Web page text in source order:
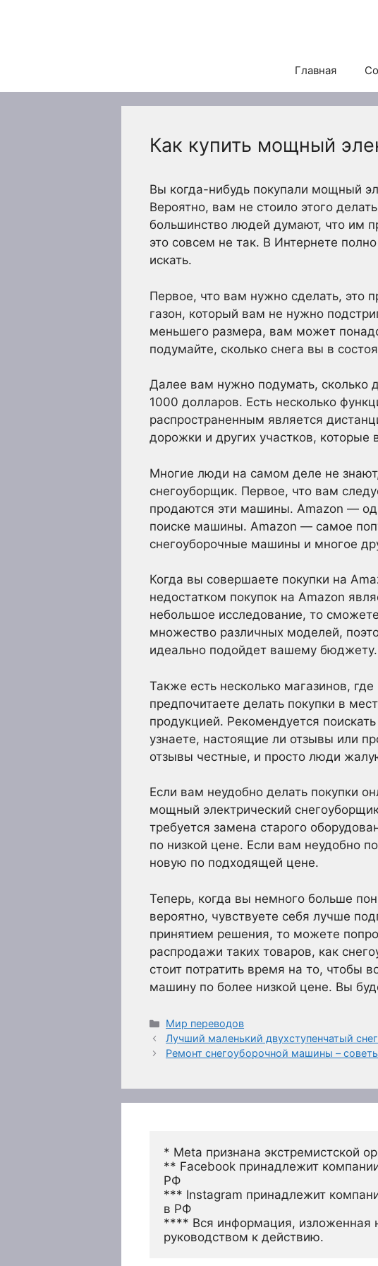
Главная
Как купить мощный
Вы когда-нибудь покупали мощный
Вероятно, вам не стоило этого
большинство людей думают, что им
это совсем не так. В Интернете
искать.
Первое, что вам нужно сделать, это
газон, который вам не нужно
меньшего размера, вам может
подумайте, сколько снега вы в
Далее вам нужно подумать, сколько
1000 долларов. Есть несколько
распространенным является
дорожки и других участков, которые
Многие люди на самом деле не
снегоуборщик. Первое, что вам
продаются эти машины. Amazon —
поиске машины. Amazon — самое
снегоуборочные машины и многое
Когда вы совершаете покупки на
недостатком покупок на Amazon
небольшое исследование, то
множество различных моделей,
идеально подойдет вашему бюджету.
Также есть несколько магазинов,
предпочитаете делать покупки в
продукцией. Рекомендуется
узнаете, настоящие ли отзывы или
отзывы честные, и просто люди
Если вам неудобно делать покупки
мощный электрический
требуется замена старого
по низкой цене. Если вам неудобно
новую по подходящей цене.
Теперь, когда вы немного больше
вероятно, чувствуете себя лучше
принятием решения, то можете
распродажи таких товаров, как
стоит потратить время на то, чтобы
машину по более низкой цене. Вы
Рубрики
Мир переводов
Лучший маленький двухступенчатый
Ремонт снегоуборочной машины –
* Meta признана экстремистской
** Facebook принадлежит
РФ
*** Instagram принадлежит
в РФ
**** Вся информация, изложенная
руководством к действию.